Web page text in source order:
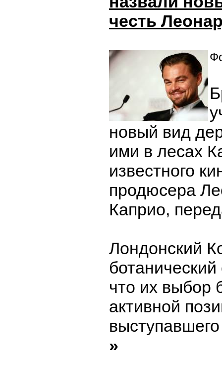
честь
новый вид
ими в лесах
известного
продюсера
Каприо,
Лондонский
что их выбор
активной
»